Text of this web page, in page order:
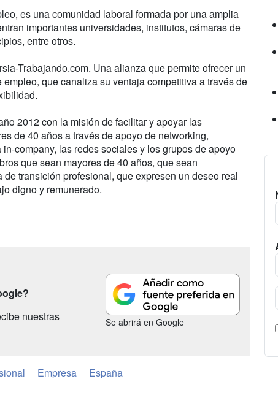
es una comunidad laboral formada por una amplia
importantes universidades, institutos, cámaras de
entre otros.
Trabajando.com. Una alianza que permite ofrecer un
que canaliza su ventaja competitiva a través de
2012 con la misión de facilitar y apoyar las
de 40 años a través de apoyo de networking,
company, las redes sociales y los grupos de apoyo
que sean mayores de 40 años, que sean
transición profesional, que expresen un deseo real
digno y remunerado.
nuestras
Se abrirá en Google
Empresa España